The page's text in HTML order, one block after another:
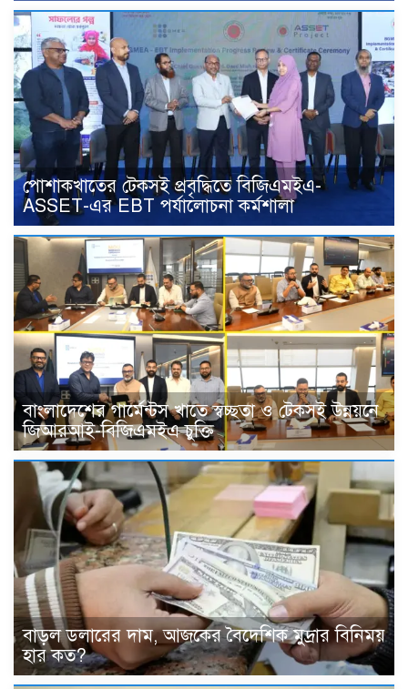
পোশাকখাতের টেকসই প্রবৃদ্ধিতে বিজিএমইএ-
ASSET-এর EBT পর্যালোচনা কর্মশালা
বাংলাদেশের গার্মেন্টস খাতে স্বচ্ছতা ও টেকসই উন্নয়নে
জিআরআই-বিজিএমইএ চুক্তি
বাড়ল ডলারের দাম, আজকের বৈদেশিক মুদ্রার বিনিময়
হার কত?